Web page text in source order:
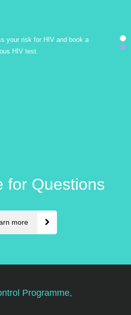
your risk for HIV and book a
HIV test.
for Questions
more
Programme,